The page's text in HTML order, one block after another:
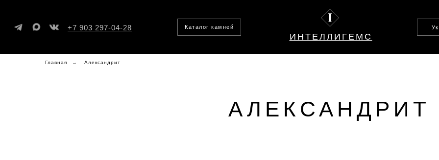
ИНТЕЛЛИГЕМС
Каталог камней
+7 903 297-04-28
Главная → Александрит
АЛЕКСАНДРИТ